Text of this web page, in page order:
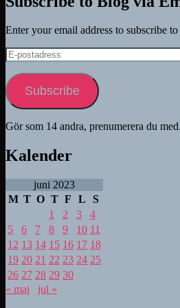
Enter your email address to subscribe
E-
postadress
Subscribe
Gör som 14 andra, prenumerera du med.
Kalender
juni 2023
M T O T F L
S
1
2 3
4
5
6 7 8 9 10 11
12 13 14 15 16 17 18
19 20 21 22 23 24 25
26 27 28 29 30
« maj
jul »